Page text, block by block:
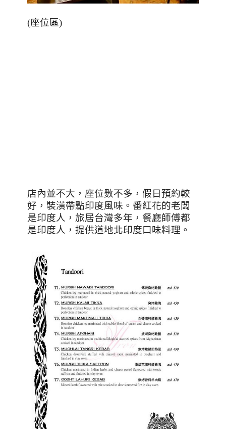
(座位區)
店內並不大，座位數不多，假日預約較
好，裝潢帶點印度風味。番紅花的老闆
是印度人，旅居台灣多年，餐廳師傅都
是印度人，提供道地北印度口味料理。